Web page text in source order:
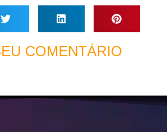
COMENTÁRIO